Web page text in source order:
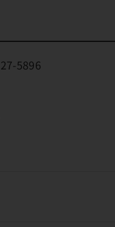
27-5896